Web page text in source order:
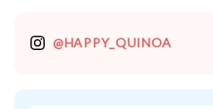
@HAPPY_QUINOA